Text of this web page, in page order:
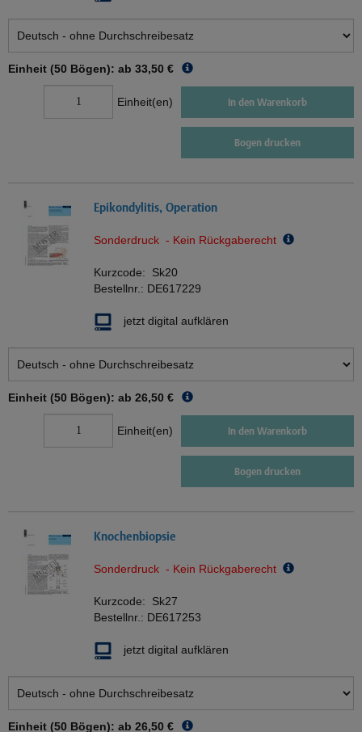
Einheit (50 Bögen): ab 33,50 €
Einheit(en) In den Warenkorb
Bogen drucken
Epikondylitis, Operation
Sonderdruck - Kein Rückgaberecht
Kurzcode: Sk20
Bestellnr.: DE617229
jetzt digital aufklären
Einheit (50 Bögen): ab 26,50 €
Einheit(en) In den Warenkorb
Bogen drucken
Knochenbiopsie
Sonderdruck - Kein Rückgaberecht
Kurzcode: Sk27
Bestellnr.: DE617253
jetzt digital aufklären
Einheit (50 Bögen): ab 26,50 €